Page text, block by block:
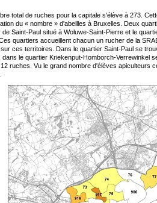
total de ruches pour la capitale s'élève à 273.
du « nombre » d'abeilles à Bruxelles. Deux
de Saint-Paul situé à Woluwe-Saint-Pierre et le
quartiers accueillent chacun un rucher de la
ces territoires. Dans le quartier Saint-Paul se
dans le quartier Kriekenput-Homborch-Verrewinkel
ruches. Vu le grand nombre d'élèves apiculteurs